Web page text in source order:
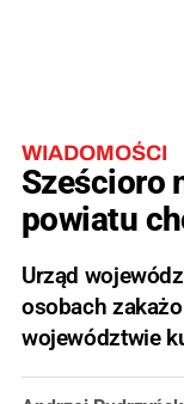
WIADOMOŚCI
Sześcioro
powiatu
Urząd
osobach
województwie